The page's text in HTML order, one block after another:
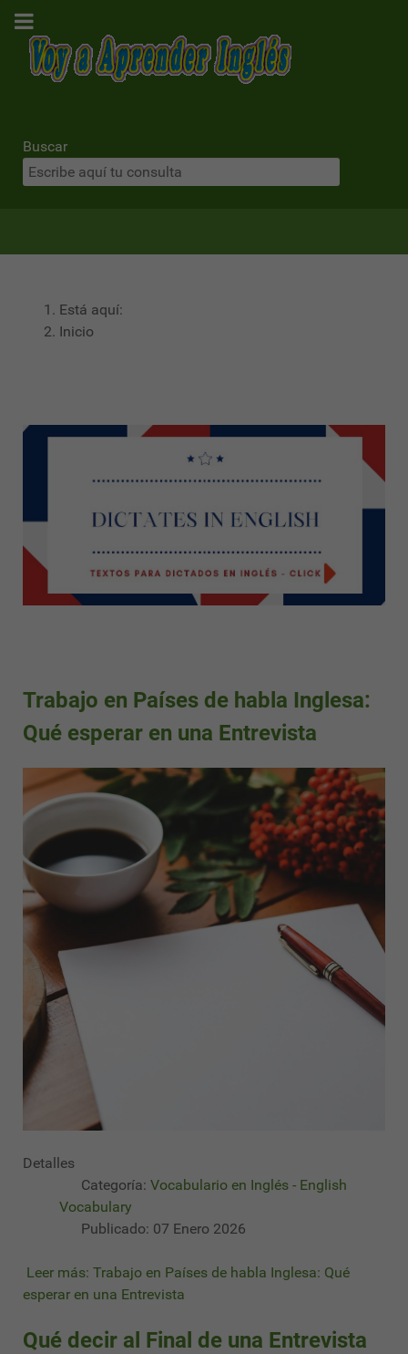
Buscar
Está aquí:
Inicio
Trabajo en Países de habla Inglesa:
Qué esperar en una Entrevista
Detalles
Categoría: Vocabulario en Inglés - English
Vocabulary
Publicado: 07 Enero 2026
Leer más: Trabajo en Países de habla Inglesa: Qué
esperar en una Entrevista
Qué decir al Final de una Entrevista